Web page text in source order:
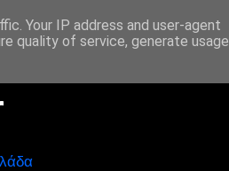
Your IP address and user-agent
quality of service, generate usage